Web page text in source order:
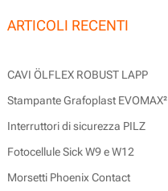
ARTICOLI RECENTI
CAVI ÖLFLEX ROBUST LAPP
Stampante Grafoplast EVOMAX²
Interruttori di sicurezza PILZ
Fotocellule Sick W9 e W12
Morsetti Phoenix Contact